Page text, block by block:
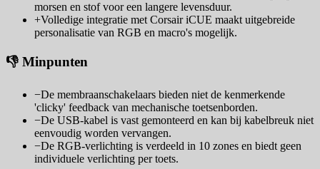
morsen en stof voor een langere levensduur.
+Volledige integratie met Corsair iCUE maakt uitgebreide
personalisatie van RGB en macro's mogelijk.
👎 Minpunten
−De membraanschakelaars bieden niet de kenmerkende
'clicky' feedback van mechanische toetsenborden.
−De USB-kabel is vast gemonteerd en kan bij kabelbreuk niet
eenvoudig worden vervangen.
−De RGB-verlichting is verdeeld in 10 zones en biedt geen
individuele verlichting per toets.